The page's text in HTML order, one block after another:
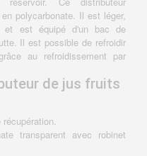
polycarbonate. Il est léger,
et est équipé d'un bac de
Il est possible de refroidir
au refroidissement par
de jus fruits
transparent avec robinet